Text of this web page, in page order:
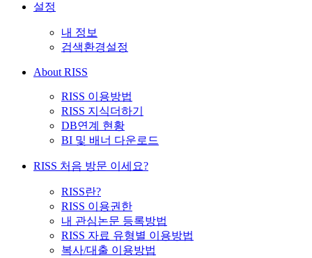
설정
내 정보
검색환경설정
About RISS
RISS 이용방법
RISS 지식더하기
DB연계 현황
BI 및 배너 다운로드
RISS 처음 방문 이세요?
RISS란?
RISS 이용권한
내 관심논문 등록방법
RISS 자료 유형별 이용방법
복사/대출 이용방법